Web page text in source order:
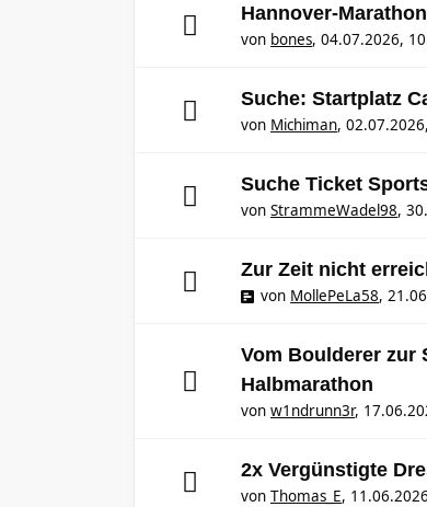
Hannover-
von bones, 04.07.2026,
Suche: Startplatz
von Michiman,
Suche Ticket
von StrammeWadel98,
Zur Zeit nicht
von MollePeLa58,
Vom Boulderer zur
Halbmarathon
von w1ndrunn3r,
2x Vergünstigte
von Thomas_E,